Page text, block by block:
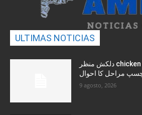
ULTIMAS NOTICIAS
دلکش منظر chicken road 2 کے ساتھ منفرد
مراحل کا احوال
9 agosto, 2026